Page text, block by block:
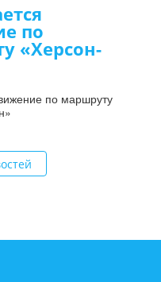
по
«Херсон-
по маршруту